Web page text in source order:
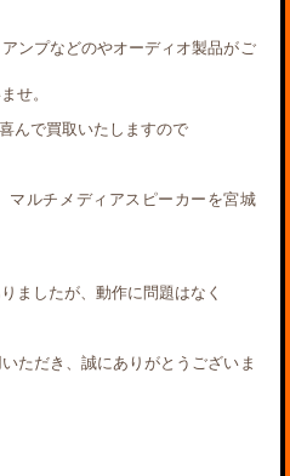
ンプなどのやオーディオ製品がご
せ。
んで買取いたしますので
ルチメディアスピーカーを宮城
ましたが、動作に問題はなく
ただき、誠にありがとうございま